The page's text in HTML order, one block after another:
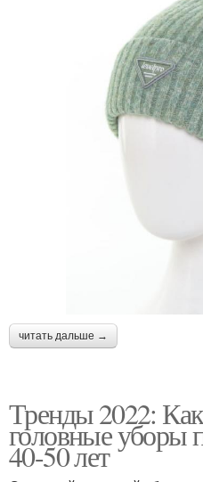
читать дальше →
Тренды 2022:
головные уборы
40-50 лет